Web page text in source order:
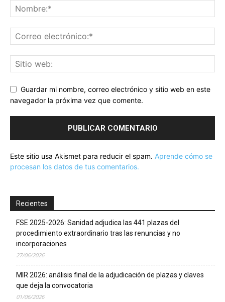
Guardar mi nombre, correo electrónico y sitio web en este
navegador la próxima vez que comente.
Este sitio usa Akismet para reducir el spam. Aprende cómo se
procesan los datos de tus comentarios.
Recientes
FSE 2025-2026: Sanidad adjudica las 441 plazas del
procedimiento extraordinario tras las renuncias y no
incorporaciones
27/06/2026
MIR 2026: análisis final de la adjudicación de plazas y claves
que deja la convocatoria
01/06/2026